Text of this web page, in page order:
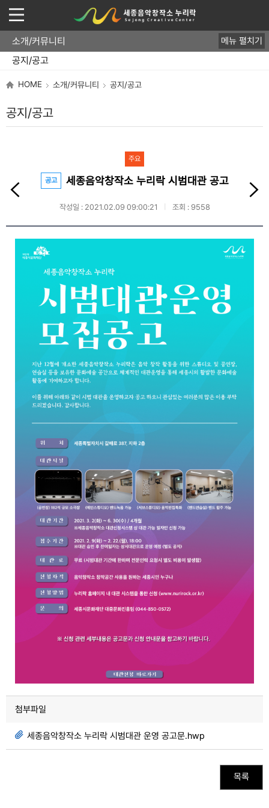
소개/커뮤니티
운영개요
직원/업무
오시는 길
공지/공고
FAQ
메뉴 펼치기
HOME 소개/커뮤니티 공지/공고
공지/공고
주요
공고 세종음악창작소 누리락 시범대관 공고
작성일 : 2021.02.09 09:00:21 조회 : 9558
첨부파일
세종음악창작소 누리락 시범대관 운영 공고문.hwp
목록